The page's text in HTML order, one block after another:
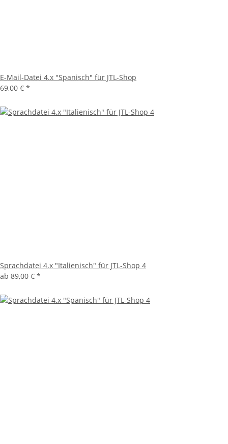
E-Mail-Datei 4.x "Spanisch" für JTL-Shop
69,00 € *
Sprachdatei 4.x "Italienisch" für JTL-Shop 4
ab 89,00 € *